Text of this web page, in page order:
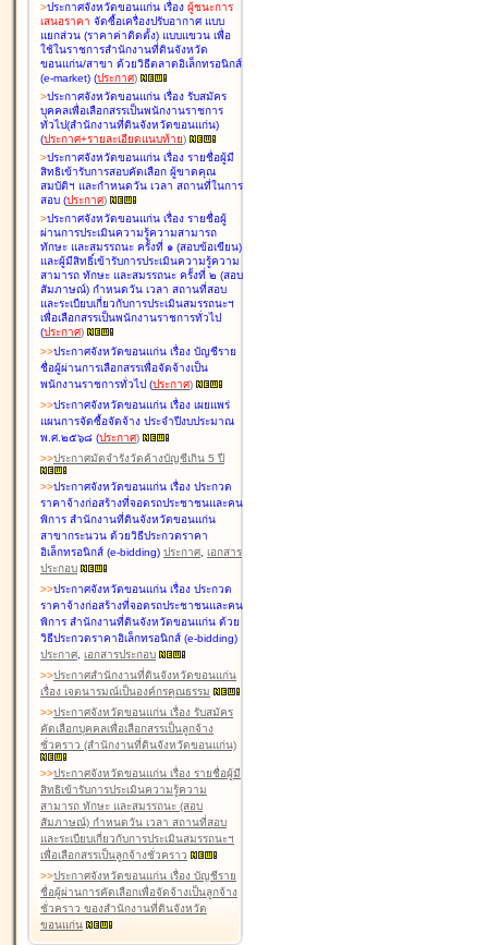
>ประกาศจังหวัดขอนแก่น เรื่อง ผู้ชนะการ
เสนอราคา จัดซื้อเครื่องปรับอากาศ แบบ
แยกส่วน (ราคาค่าติดตั้ง) แบบแขวน เพื่อ
ใช้ในราชการสำนักงานที่ดินจังหวัด
ขอนแก่น/สาขา ด้วยวิธีตลาดอิเล็กทรอนิกส์
(e-market) (ประกาศ)
>ประกาศจังหวัดขอนแก่น เรื่อง รับสมัคร
บุคคลเพื่อเลือกสรรเป็นพนักงานราชการ
ทั่วไป(สำนักงานที่ดินจังหวัดขอนแก่น)
(ประกาศ+รายละเอียดแนบท้าย)
>ประกาศจังหวัดขอนแก่น เรื่อง รายชื่อผู้มี
สิทธิเข้ารับการสอบคัดเลือก ผู้ขาดคุณ
สมบัติฯ และกำหนดวัน เวลา สถานที่ในการ
สอบ (ประกาศ)
>ประกาศจังหวัดขอนแก่น เรื่อง รายชื่อผู้
ผ่านการประเมินความรู้ความสามารถ
ทักษะ และสมรรถนะ ครั้งที่ ๑ (สอบข้อเขียน)
และผู้มีสิทธิ์เข้ารับการประเมินความรู้ความ
สามารถ ทักษะ และสมรรถนะ ครั้งที่ ๒ (สอบ
สัมภาษณ์) กำหนดวัน เวลา สถานที่สอบ
และระเบียบเกี่ยวกับการประเมินสมรรถนะฯ
เพื่อเลือกสรรเป็นพนักงานราชการทั่วไป
(ประกาศ)
>>ประกาศจังหวัดขอนแก่น เรื่อง บัญชีราย
ชื่อผู้ผ่านการเลือกสรรเพื่อจัดจ้างเป็น
พนักงานราชการทั่วไป (ประกาศ)
>>ประกาศจังหวัดขอนแก่น เรื่อง เผยแพร่
แผนการจัดซื้อจัดจ้าง ประจำปีงบประมาณ
พ.ศ.๒๕๖๘ (ประกาศ)
>>ประกาศมัดจำรังวัดค้างบัญชีเกิน 5 ปี
>>ประกาศจังหวัดขอนแก่น เรื่อง ประกวด
ราคาจ้างก่อสร้างที่จอดรถประชาชนและคน
พิการ สำนักงานที่ดินจังหวัดขอนแก่น
สาขากระนวน ด้วยวิธีประกวดราคา
อิเล็กทรอนิกส์ (e-bidding) ประกาศ, เอกสาร
ประกอบ
>>ประกาศจังหวัดขอนแก่น เรื่อง ประกวด
ราคาจ้างก่อสร้างที่จอดรถประชาชนและคน
พิการ สำนักงานที่ดินจังหวัดขอนแก่น ด้วย
วิธีประกวดราคาอิเล็กทรอนิกส์ (e-bidding)
ประกาศ, เอกสารประกอบ
>>ประกาศสำนักงานที่ดินจังหวัดขอนแก่น
เรื่อง เจตนารมณ์เป็นองค์กรคุณธรรม
>>ประกาศจังหวัดขอนแก่น เรื่อง รับสมัคร
คัดเลือกบุคคลเพื่อเลือกสรรเป็นลูกจ้าง
ชั่วคราว (สำนักงานที่ดินจังหวัดขอนแก่น)
>>ประกาศจังหวัดขอนแก่น เรื่อง รายชื่อผู้มี
สิทธิเข้ารับการประเมินความรู้ความ
สามารถ ทักษะ และสมรรถนะ (สอบ
สัมภาษณ์) กำหนดวัน เวลา สถานที่สอบ
และระเบียบเกี่ยวกับการประเมินสมรรถนะฯ
เพื่อเลือกสรรเป็นลูกจ้างชั่วคราว
>>ประกาศจังหวัดขอนแก่น เรื่อง บัญชีราย
ชื่อผู้ผ่านการคัดเลือกเพื่อจัดจ้างเป็นลูกจ้าง
ชั่วคราว ของสำนักงานที่ดินจังหวัด
ขอนแก่น